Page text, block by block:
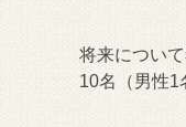
将来につい
10名（男性1